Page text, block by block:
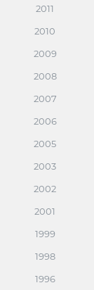
2011
2010
2009
2008
2007
2006
2005
2003
2002
2001
1999
1998
1996